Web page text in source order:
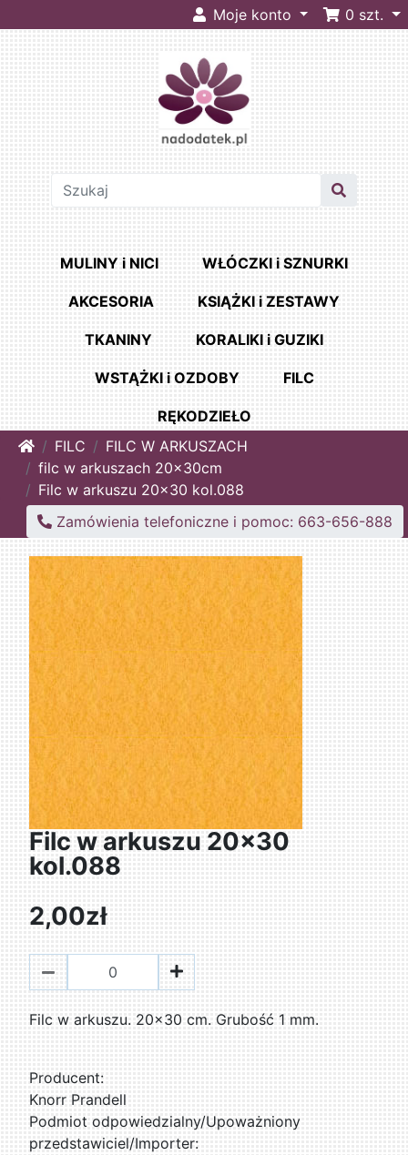
Moje konto 0 szt.
MULINY i NICI WŁÓCZKI i SZNURKI
AKCESORIA KSIĄŻKI i ZESTAWY
TKANINY KORALIKI i GUZIKI
WSTĄŻKI i OZDOBY FILC
RĘKODZIEŁO
Home
FILC
FILC W ARKUSZACH
filc w arkuszach 20x30cm
Filc w arkuszu 20x30 kol.088
Zamówienia telefoniczne i pomoc: 663-656-888
Filc w arkuszu 20x30
kol.088
2,00zł
Filc w arkuszu. 20x30 cm. Grubość 1 mm.
Producent:
Knorr Prandell
Podmiot odpowiedzialny/Upoważniony
przedstawiciel/Importer: